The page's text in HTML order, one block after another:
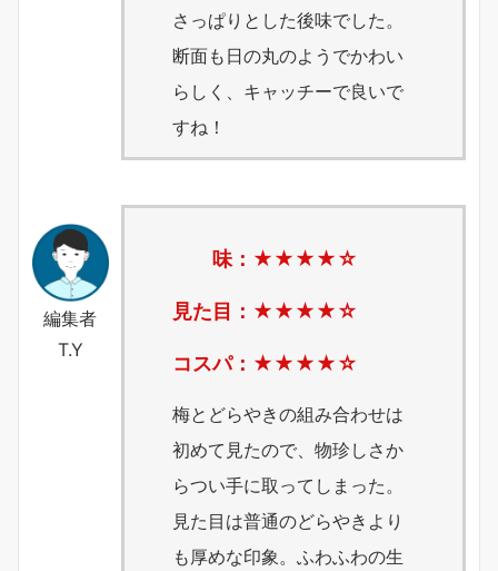
さっぱりとした後味でした。
断面も日の丸のようでかわい
らしく、キャッチーで良いで
すね！
編集者
T.Y
味：★★★★☆
見た目：★★★★☆
コスパ：★★★★☆
梅とどらやきの組み合わせは
初めて見たので、物珍しさか
らつい手に取ってしまった。
見た目は普通のどらやきより
も厚めな印象。ふわふわの生